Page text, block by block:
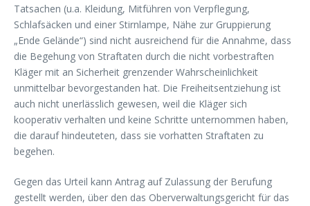
Tatsachen (u.a. Kleidung, Mitführen von Verpflegung,
Schlafsäcken und einer Stirnlampe, Nähe zur Gruppierung
„Ende Gelände“) sind nicht ausreichend für die Annahme, dass
die Begehung von Straftaten durch die nicht vorbestraften
Kläger mit an Sicherheit grenzender Wahrscheinlichkeit
unmittelbar bevorgestanden hat. Die Freiheitsentziehung ist
auch nicht unerlässlich gewesen, weil die Kläger sich
kooperativ verhalten und keine Schritte unternommen haben,
die darauf hindeuteten, dass sie vorhatten Straftaten zu
begehen.
Gegen das Urteil kann Antrag auf Zulassung der Berufung
gestellt werden, über den das Oberverwaltungsgericht für das